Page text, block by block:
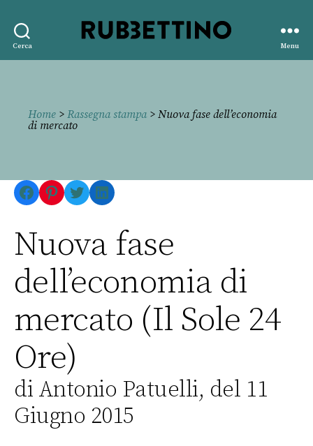
Cerca
editore
Menu
Home > Rassegna stampa> Nuova fase dell’economia
di mercato
Facebook
Pinterest
TwitterLinkedIn
Nuova fase
dell’economia di
mercato (Il Sole 24
Ore)
di Antonio Patuelli, del 11
Giugno 2015